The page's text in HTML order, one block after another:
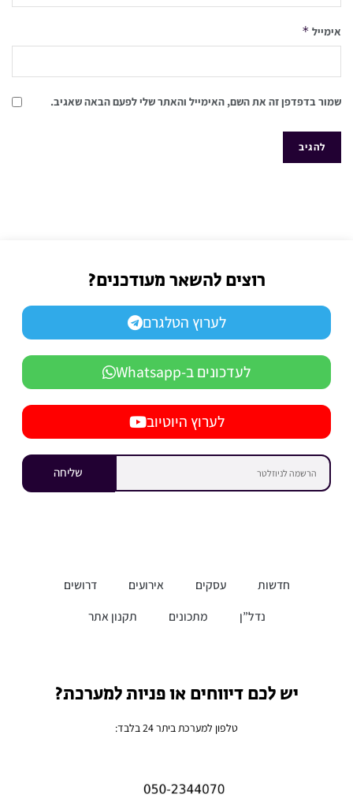
אימייל *
שמור בדפדפן זה את השם, האימייל והאתר שלי לפעם הבאה שאגיב.
רוצים להשאר מעודכנים?
לערוץ הטלגרם
לעדכונים ב-Whatsapp
לערוץ היוטיוב
שליחה
חדשות עסקים אירועים
דרושים
נדל”ן
מתכונים תקנון אתר
יש לכם דיווחים או פניות למערכת?
טלפון למערכת ביתר 24 בלבד: